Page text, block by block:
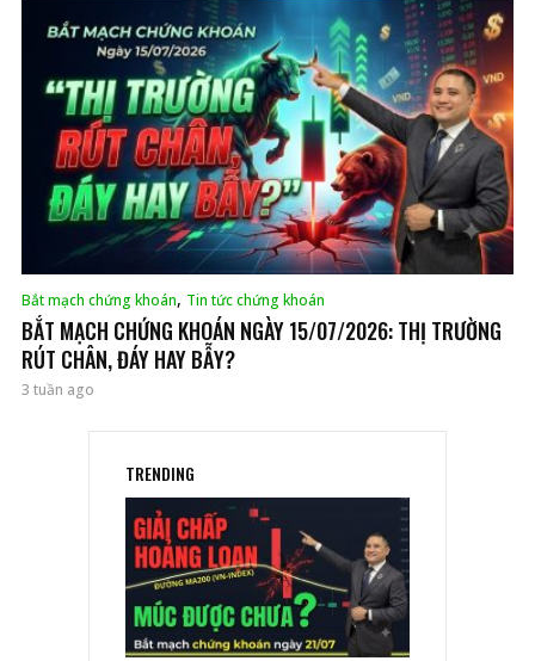
Bắt mạch chứng khoán, Tin tức chứng khoán
BẮT MẠCH CHỨNG KHOÁN NGÀY 15/07/2026: THỊ TRƯỜNG
RÚT CHÂN, ĐÁY HAY BẪY?
3 tuần ago
TRENDING